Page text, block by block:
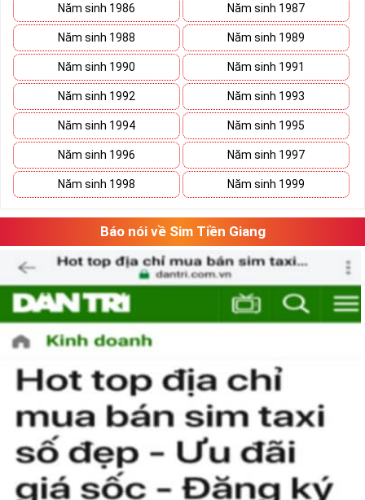
Năm sinh 1986 Năm sinh 1987
Năm sinh 1988 Năm sinh 1989
Năm sinh 1990 Năm sinh 1991
Năm sinh 1992 Năm sinh 1993
Năm sinh 1994 Năm sinh 1995
Năm sinh 1996 Năm sinh 1997
Năm sinh 1998 Năm sinh 1999
Báo nói về Sim Tiền Giang